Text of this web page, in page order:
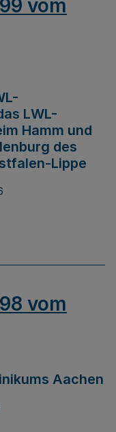
vom
LWL-
Hamm und
des
Lippe
vom
Aachen